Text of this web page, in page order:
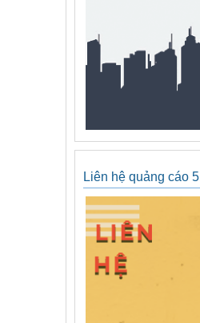
Liên hệ quảng cáo 5